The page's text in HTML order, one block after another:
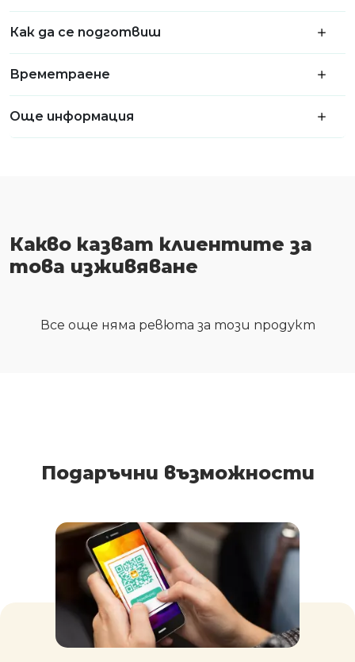
Как да се подготвиш
Времетраене
Още информация
Какво казват клиентите за
това изживяване
Все още няма ревюта за този продукт
Подаръчни възможности